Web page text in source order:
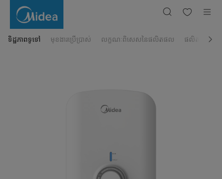
ទិដ្ឋភាពទូទៅ មុខងារប្រើប្រាស់ លក្ខណៈពិសេសនៃផលិតផល ផលិតផលដែល